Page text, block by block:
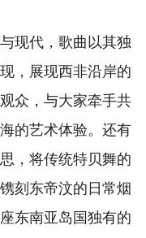
现代，歌曲以其独
，展现西非沿岸的
众，与大家牵手共
的艺术体验。还有
，将传统特贝舞的
刻东帝汶的日常烟
东南亚岛国独有的